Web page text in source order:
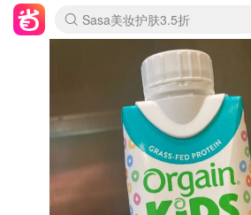
lululemon折扣上新
Sasa美妆护肤3.5折
SSENSE年中3折
FreshBeauty好价汇总
Cettire降价+叠9折
Farfetch折上8折
WWS Coles超市实拍
viagogo二手票捡漏
Myer清仓1折起
The Outnet奢牌1折起
David Jones 3折起
Flannels大牌1折
Perfumes Club护肤1折
AMIRO返校季6.2折
Oweek抽奖送Airpods
Amazon折扣汇总
eToro入金$200送$50
Amazon数码好物
ICONIC本周7.5折
ThedoubleF高奢地板价
Moose Knuckles 6折
EUFY官网3.7折起
Selenichast首饰2折
Trip机票酒店促销
YSL送5件彩妆礼
Amazon家居好物
BIGBANG巡演开票
David Jones时尚3折
Amazon美妆护肤
过敏原检测盒$33
伊索独家赠50ml沐浴露
科颜氏清仓3折
SEALIFE海洋馆门票6折
丝塔芙大白罐$16
订阅Newsletter送香薰
Cult Beauty 6.8折
Harrods圣诞日历2.3折
LN-CC奢牌私促3折
d'Alba空姐喷雾$16
EVE LOM套装逆天2折
Bernardelli独家4折
Adore Beauty 6折起
Mytheresa奢品2.7折
Luxury Escapes 9折
Currentbody美容仪9折
卡诗9折+赠4件礼
MOON Garden Live
ALLSAINTS美衣3折
Roborock扫地机3.7折
Tingo Life水杯$24
Valentino官网5折
CR洗发护发6.3折